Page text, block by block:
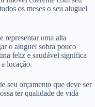
os meses o seu aluguel
representar uma alta
o aluguel sobra pouco
feliz e saudável significa
locação.
seu orçamento que deve ser
ter qualidade de vida